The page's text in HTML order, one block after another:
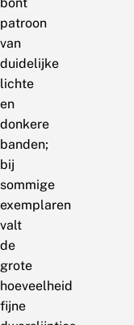
bont
patroon
van
duidelijke
lichte
en
donkere
banden;
bij
sommige
exemplaren
valt
de
grote
hoeveelheid
fijne